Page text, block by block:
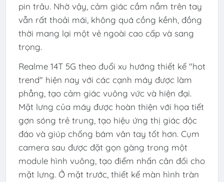
pin trâu. Nhờ vậy, cảm giác cầm nắm trên tay
vẫn rất thoải mái, không quá cồng kềnh, đồng
thời mang lại một vẻ ngoài cao cấp và sang
trọng.
Realme 14T 5G theo đuổi xu hướng thiết kế "hot
trend" hiện nay với các cạnh máy được làm
phẳng, tạo cảm giác vuông vức và hiện đại.
Mặt lưng của máy được hoàn thiện với họa tiết
gợn sóng trẻ trung, tạo hiệu ứng thị giác độc
đáo và giúp chống bám vân tay tốt hơn. Cụm
camera sau được đặt gọn gàng trong một
module hình vuông, tạo điểm nhấn cân đối cho
mặt lưng. Ở mặt trước, thiết kế màn hình tràn